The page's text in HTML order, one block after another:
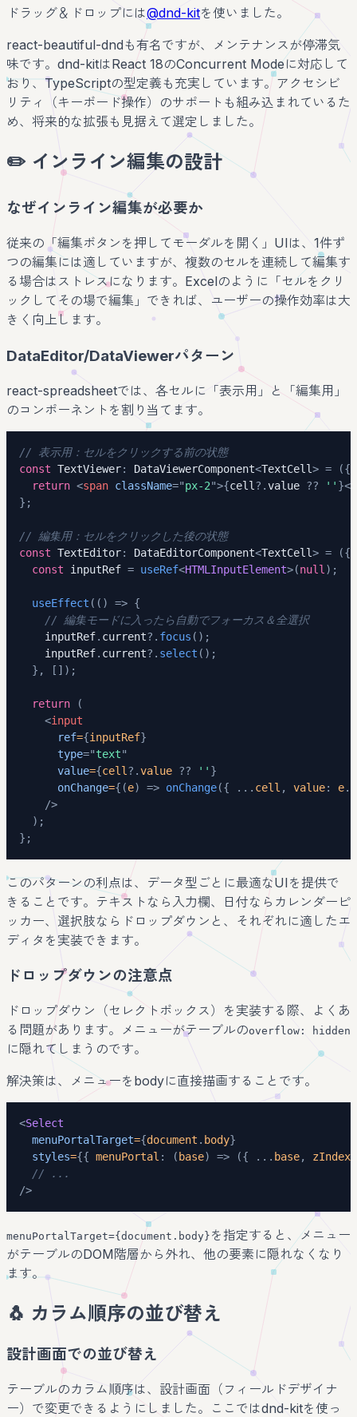
ドラッグ＆ドロップには@dnd-kitを使いました。
react-beautiful-dndも有名ですが、メンテナンスが停滞気
味です。dnd-kitはReact 18のConcurrent Modeに対応して
おり、TypeScriptの型定義も充実しています。アクセシビ
リティ（キーボード操作）のサポートも組み込まれているた
め、将来的な拡張も見据えて選定しました。
✏️ インライン編集の設計
なぜインライン編集が必要か
従来の「編集ボタンを押してモーダルを開く」UIは、1件ず
つの編集には適していますが、複数のセルを連続して編集す
る場合はストレスになります。Excelのように「セルをクリ
ックしてその場で編集」できれば、ユーザーの操作効率は大
きく向上します。
DataEditor/DataViewerパターン
react-spreadsheetでは、各セルに「表示用」と「編集用」
のコンポーネントを割り当てます。
// 表示用：セルをクリックする前の状態
const TextViewer: DataViewerComponent<TextCell> = ({
return <span className="px-2">{cell ?.value ?? '' }</
} ;
// 編集用：セルをクリックした後の状態
const TextEditor: DataEditorComponent<TextCell> = ({
const inputRef = useRef<HTMLInputElement>(null ) ;
useEffect ( ( ) => {
// 編集モードに入ったら自動でフォーカス＆全選択
    inputRef
. current?. focus ( ) ;
    inputRef
. current?. select ( ) ;
} , [ ] ) ;
return
(
<input
ref={inputRef}
type="text"
value={cell ?.value ?? '' }
onChange={ (e) => onChange({ ... cell , value: e.
/>
) ;
} ;
このパターンの利点は、データ型ごとに最適なUIを提供で
きることです。テキストなら入力欄、日付ならカレンダーピ
ッカー、選択肢ならドロップダウンと、それぞれに適したエ
ディタを実装できます。
ドロップダウンの注意点
ドロップダウン（セレクトボックス）を実装する際、よくあ
る問題があります。メニューがテーブルのoverflow: hidden
に隠れてしまうのです。
解決策は、メニューをbodyに直接描画することです。
<Select
menuPortalTarget={document . body}
styles={{ menuPortal : ( base) => ({ ... base, zIndex
// ...
/>
menuPortalTarget={document.body} を指定すると、メニュー
がテーブルのDOM階層から外れ、他の要素に隠れなくなり
ます。
🐧 カラム順序の並び替え
設計画面での並び替え
テーブルのカラム順序は、設計画面（フィールドデザイナ
ー）で変更できるようにしました。ここではdnd-kitを使っ